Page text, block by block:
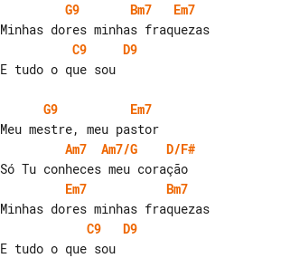
G9
Bm7
Em7
C9
D9
E tudo o que sou
G9
Em7
Am7
Am7/G
D/F#
Em7
Bm7
C9
D9
E tudo o que sou